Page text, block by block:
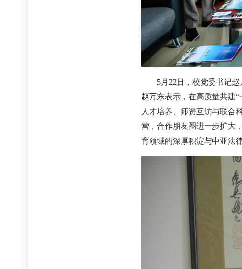
5月22日，校党委书记
赵万东表示，在高质量共建
人才培养、师资互访与联合
营，合作朋友圈进一步扩大
育领域的深厚积淀与中亚法